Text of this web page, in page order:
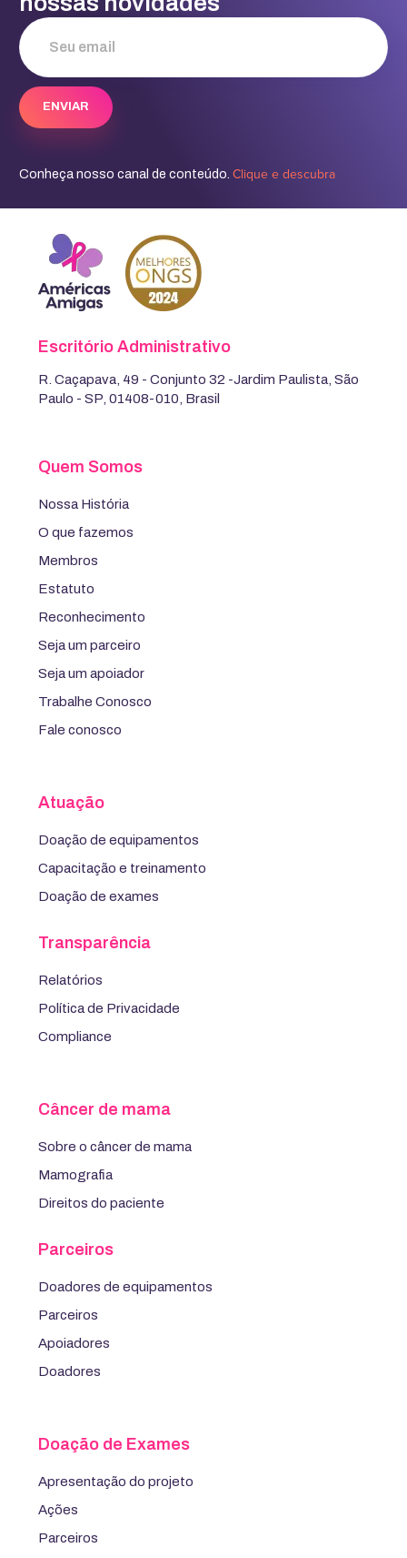
Conheça nosso canal de conteúdo. Clique e descubra
Escritório Administrativo
R. Caçapava, 49 - Conjunto 32 -Jardim Paulista, São
Paulo - SP, 01408-010, Brasil
Quem Somos
Nossa História
O que fazemos
Membros
Estatuto
Reconhecimento
Seja um parceiro
Seja um apoiador
Trabalhe Conosco
Fale conosco
Atuação
Doação de equipamentos
Capacitação e treinamento
Doação de exames
Transparência
Relatórios
Política de Privacidade
Compliance
Câncer de mama
Sobre o câncer de mama
Mamografia
Direitos do paciente
Parceiros
Doadores de equipamentos
Parceiros
Apoiadores
Doadores
Doação de Exames
Apresentação do projeto
Ações
Parceiros